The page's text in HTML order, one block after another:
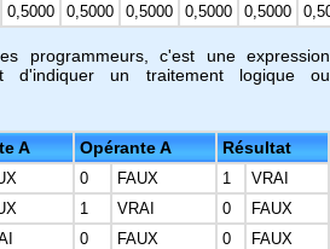
0,5000 0,5000 0,5000 0,5000 0,5000
programmeurs, c'est une expression
d'indiquer un traitement logique ou
A Opérante A Résultat
0 FAUX 1
VRAI
1 VRAI 0
FAUX
0 FAUX 0
FAUX